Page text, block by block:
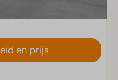
en prijs